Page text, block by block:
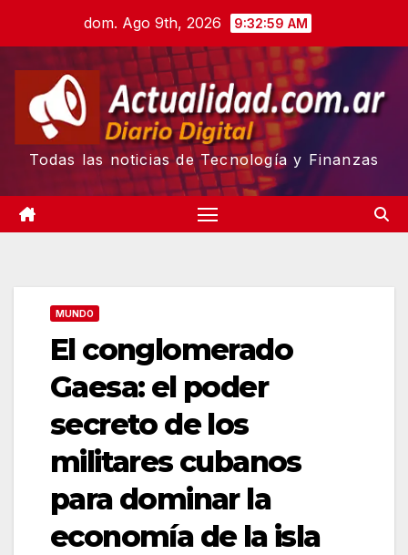
content
dom. Ago 9th, 2026 9:33:00 AM
Todas las noticias de Tecnología y Finanzas
MUNDO
El conglomerado
Gaesa: el poder
secreto de los
militares cubanos
para dominar la
economía de la isla